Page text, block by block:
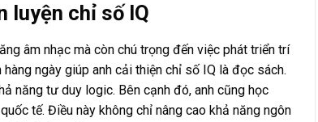
luyện chỉ số IQ
âm nhạc mà còn chú trọng đến việc phát triển trí
ngày giúp anh cải thiện chỉ số IQ là đọc sách.
năng tư duy logic. Bên cạnh đó, anh cũng học
tế. Điều này không chỉ nâng cao khả năng ngôn